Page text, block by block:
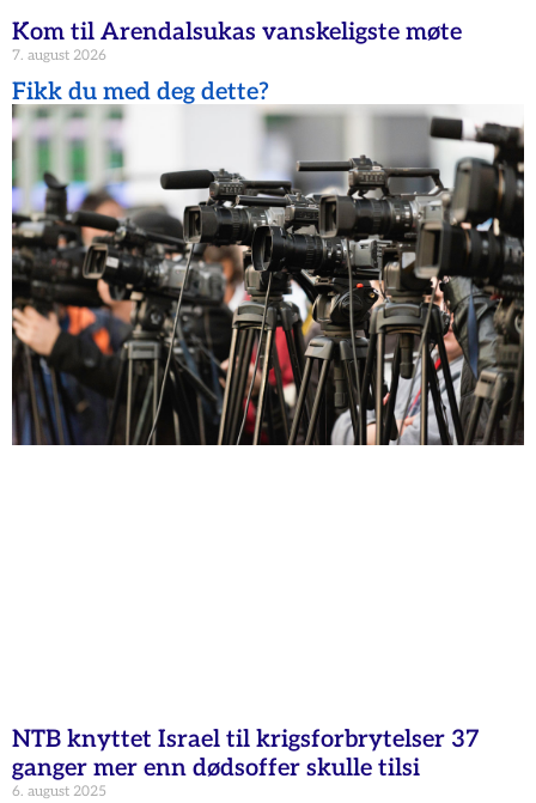
Kom til Arendalsukas vanskeligste møte
7. august 2026
Fikk du med deg dette?
NTB knyttet Israel til krigsforbrytelser 37
ganger mer enn dødsoffer skulle tilsi
6. august 2025